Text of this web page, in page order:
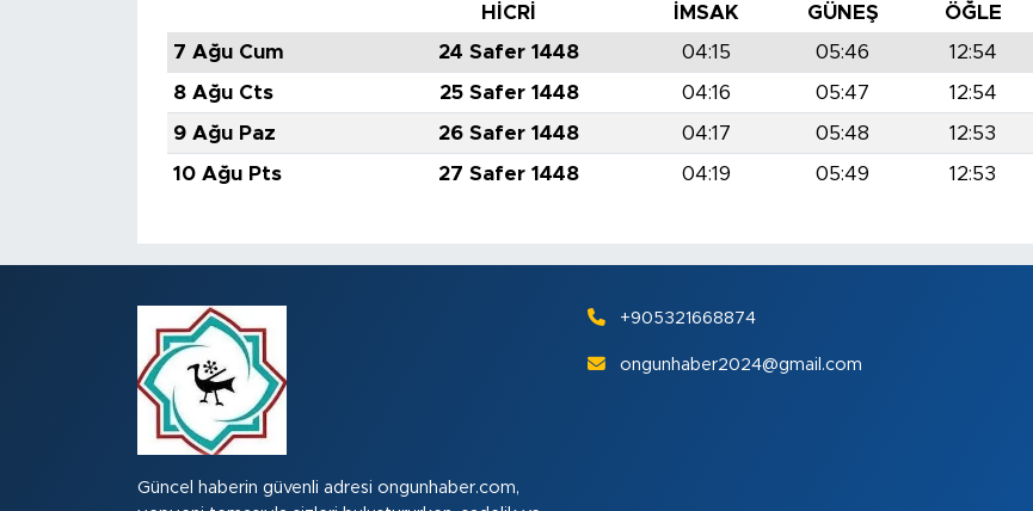
HİCRİ İMSAK GÜNEŞ ÖĞLE
7 Ağu Cum
24 Safer 1448 04:15 05:46 12:54
8 Ağu Cts
25 Safer 1448 04:16 05:47 12:54
9 Ağu Paz
26 Safer 1448 04:17 05:48 12:53
10 Ağu Pts
27 Safer 1448 04:19 05:49 12:53
Güncel haberin güvenli adresi ongunhaber.com,
+905321668874
ongunhaber2024@gmail.com